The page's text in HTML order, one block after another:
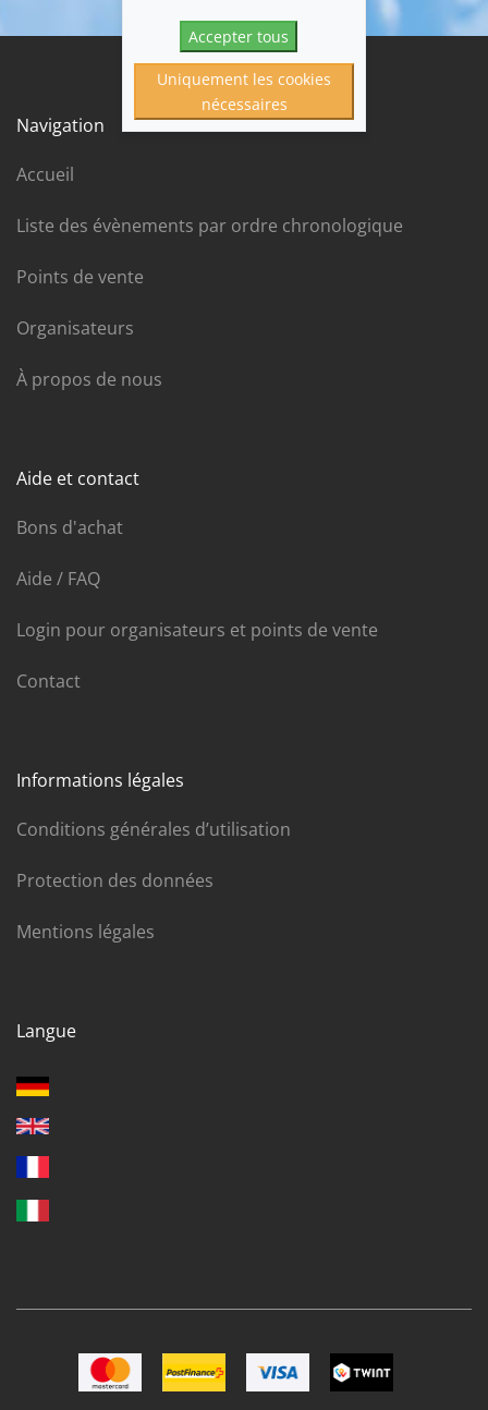
Navigation
Accueil
Liste des évènements par ordre chronologique
Points de vente
Organisateurs
À propos de nous
Aide et contact
Bons d'achat
Aide / FAQ
Login pour organisateurs et points de vente
Contact
Informations légales
Conditions générales d’utilisation
Protection des données
Mentions légales
Langue
Image MastercardImage Postfinance
Image VISAImage TWINT
Accepter tous
Uniquement les cookies
nécessaires